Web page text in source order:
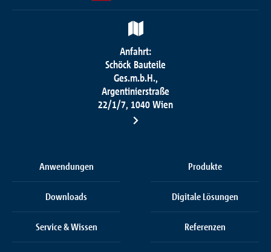
Anfahrt:
Schöck Bauteile
Ges.m.b.H.,
Argentinierstraße
22/1/7, 1040 Wien
Anwendungen Produkte
Downloads Digitale Lösungen
Service & Wissen Referenzen